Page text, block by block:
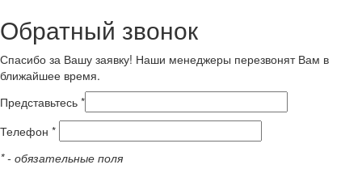
Обратный звонок
Спасибо за Вашу заявку! Наши менеджеры перезвонят Вам в
ближайшее время.
Представьтесь *
Телефон *
*- обязательные поля